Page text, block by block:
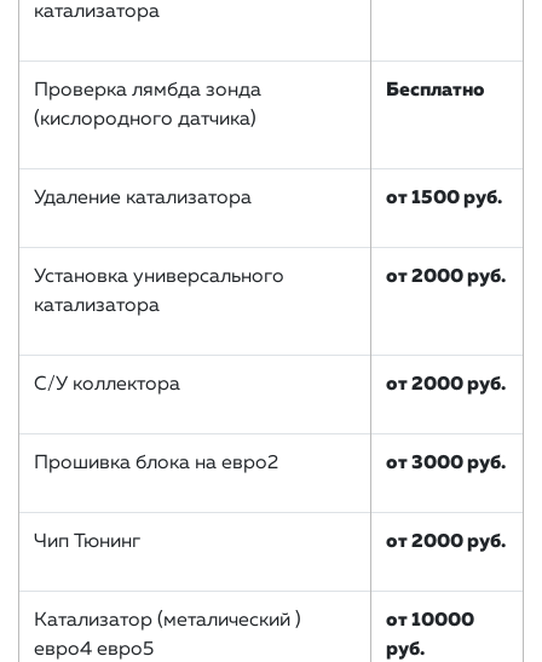
катализатора
Проверка лямбда зонда
(кислородного датчика)
Бесплатно
Удаление катализатора от 1500 руб.
Установка универсального
катализатора
от 2000 руб.
С/У коллектора от 2000 руб.
Прошивка блока на евро2 от 3000 руб.
Чип Тюнинг от 2000 руб.
Катализатор (металический )
евро4 евро5
от 10000
руб.